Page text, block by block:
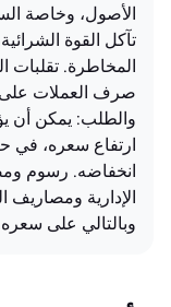
الأصول، وخاصة
تآكل القوة
المخاطرة. تقلبات
صرف العملات على
والطلب: يمكن أن
ارتفاع سعره، في
انخفاضه. رسوم
الإدارية
وبالتالي على